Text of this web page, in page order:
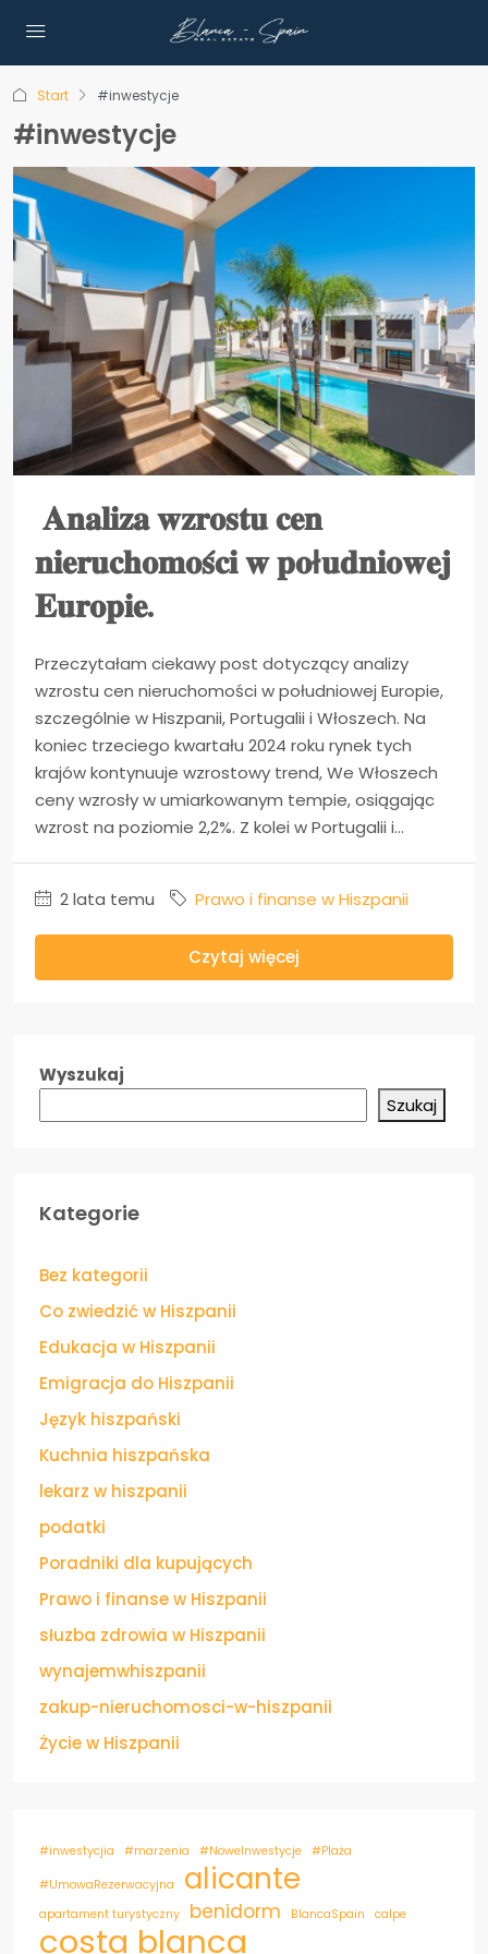
Start #inwestycje
#inwestycje
𝐀𝐧𝐚𝐥𝐢𝐳𝐚 𝐰𝐳𝐫𝐨𝐬𝐭𝐮 𝐜𝐞𝐧
𝐧𝐢𝐞𝐫𝐮𝐜𝐡𝐨𝐦𝐨𝐬́𝐜𝐢 𝐰 𝐩𝐨ł𝐮𝐝𝐧𝐢𝐨𝐰𝐞𝐣
𝐄𝐮𝐫𝐨𝐩𝐢𝐞.
Przeczytałam ciekawy post dotyczący analizy
wzrostu cen nieruchomości w południowej Europie,
szczególnie w Hiszpanii, Portugalii i Włoszech. Na
koniec trzeciego kwartału 2024 roku rynek tych
krajów kontynuuje wzrostowy trend, We Włoszech
ceny wzrosły w umiarkowanym tempie, osiągając
wzrost na poziomie 2,2%. Z kolei w Portugalii i...
2 lata temu Prawo i finanse w Hiszpanii
Czytaj więcej
Wyszukaj
Szukaj
Kategorie
Bez kategorii
Co zwiedzić w Hiszpanii
Edukacja w Hiszpanii
Emigracja do Hiszpanii
Język hiszpański
Kuchnia hiszpańska
lekarz w hiszpanii
podatki
Poradniki dla kupujących
Prawo i finanse w Hiszpanii
słuzba zdrowia w Hiszpanii
wynajemwhiszpanii
zakup-nieruchomosci-w-hiszpanii
Życie w Hiszpanii
#inwestycjia #marzenia #NoweInwestycje #Plaża
#UmowaRezerwacyjna alicante
apartament turystyczny benidorm BlancaSpain calpe
costa blanca